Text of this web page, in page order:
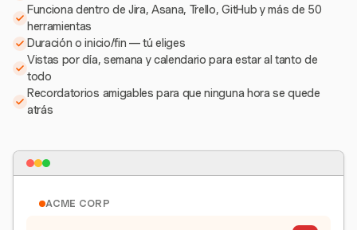
Funciona dentro de Jira, Asana, Trello, GitHub y más de 50
herramientas
Duración o inicio/fin — tú eliges
Vistas por día, semana y calendario para estar al tanto de
todo
Recordatorios amigables para que ninguna hora se quede
atrás
ACME CORP